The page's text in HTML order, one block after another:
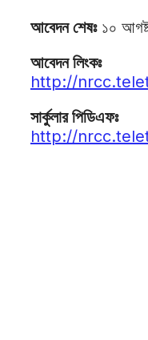
আবেদন শেষঃ১০
আবেদন লিংকঃ
http://
সার্কুলার পিডিএফঃ
http://